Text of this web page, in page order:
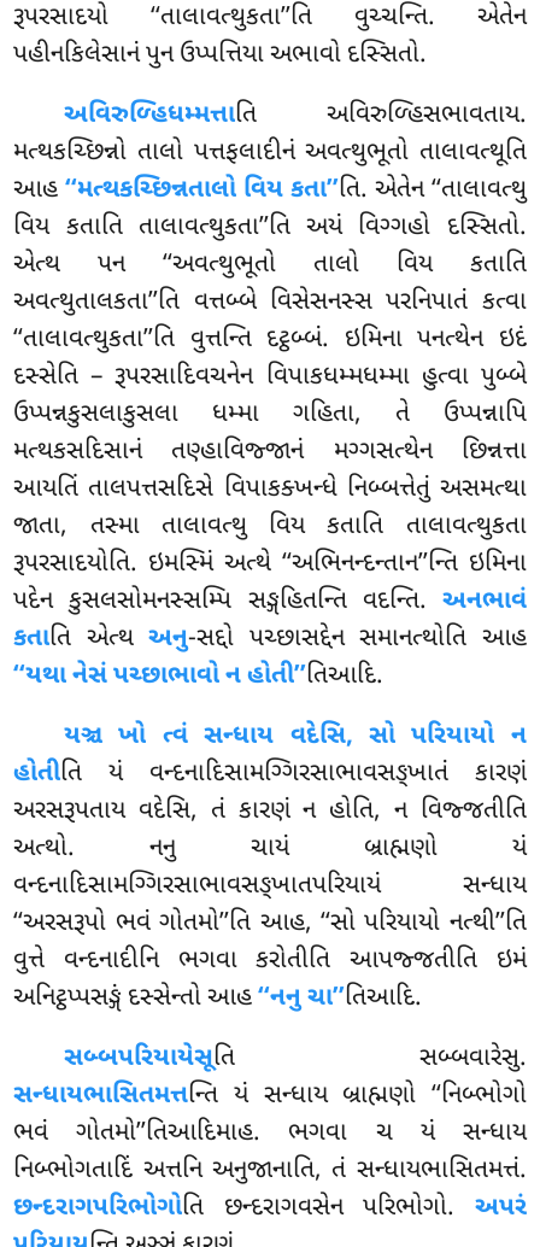
રૂપરસાદયો ‘‘તાલાવત્થુકતા’’તિ વુચ્ચન્તિ. એતેન
પહીનકિલેસાનં પુન ઉપ્પત્તિયા અભાવો દસ્સિતો.
અવિરુળ્હિધમ્મત્તાતિ અવિરુળ્હિસભાવતાય.
મત્થકચ્છિન્નો તાલો પત્તફલાદીનં અવત્થુભૂતો તાલાવત્થૂતિ
આહ‘‘મત્થકચ્છિન્નતાલો વિય કતા’’તિ. એતેન ‘‘તાલાવત્થુ
વિય કતાતિ તાલાવત્થુકતા’’તિ અયં વિગ્ગહો દસ્સિતો.
એત્થ પન ‘‘અવત્થુભૂતો તાલો વિય કતાતિ
અવત્થુતાલકતા’’તિ વત્તબ્બે વિસેસનસ્સ પરનિપાતં કત્વા
‘‘તાલાવત્થુકતા’’તિ વુત્તન્તિ દટ્ઠબ્બં. ઇમિના પનત્થેન ઇદં
દસ્સેતિ – રૂપરસાદિવચનેન વિપાકધમ્મધમ્મા હુત્વા પુબ્બે
ઉપ્પન્નકુસલાકુસલા ધમ્મા ગહિતા, તે ઉપ્પન્નાપિ
મત્થકસદિસાનં તણ્હાવિજ્જાનં મગ્ગસત્થેન છિન્નત્તા
આયતિં તાલપત્તસદિસે વિપાકક્ખન્ધે નિબ્બત્તેતું અસમત્થા
જાતા, તસ્મા તાલાવત્થુ વિય કતાતિ તાલાવત્થુકતા
રૂપરસાદયોતિ. ઇમસ્મિં અત્થે ‘‘અભિનન્દન્તાન’’ન્તિ ઇમિના
પદેન કુસલસોમનસ્સમ્પિ સઙ્ગહિતન્તિ વદન્તિ. અનભાવં
કતાતિ એત્થઅનુ-સદ્દો પચ્છાસદ્દેન સમાનત્થોતિ આહ
‘‘યથા નેસં પચ્છાભાવો ન હોતી’’તિઆદિ.
યઞ્ચ ખો ત્વં સન્ધાય વદેસિ, સો પરિયાયો ન
હોતીતિ યં વન્દનાદિસામગ્ગિરસાભાવસઙ્ખાતં કારણં
અરસરૂપતાય વદેસિ, તં કારણં ન હોતિ, ન વિજ્જતીતિ
અત્થો. નનુ ચાયં બ્રાહ્મણો યં
વન્દનાદિસામગ્ગિરસાભાવસઙ્ખાતપરિયાયં સન્ધાય
‘‘અરસરૂપો ભવં ગોતમો’’તિ આહ, ‘‘સો પરિયાયો નત્થી’’તિ
વુત્તે વન્દનાદીનિ ભગવા કરોતીતિ આપજ્જતીતિ ઇમં
અનિટ્ઠપ્પસઙ્ગં દસ્સેન્તો આહ‘‘નનુ ચા’’તિઆદિ.
સબ્બપરિયાયેસૂતિ સબ્બવારેસુ.
સન્ધાયભાસિતમત્તન્તિ યં સન્ધાય બ્રાહ્મણો ‘‘નિબ્ભોગો
ભવં ગોતમો’’તિઆદિમાહ. ભગવા ચ યં સન્ધાય
નિબ્ભોગતાદિં અત્તનિ અનુજાનાતિ, તં સન્ધાયભાસિતમત્તં.
છન્દરાગપરિભોગોતિ છન્દરાગવસેન પરિભોગો. અપરં